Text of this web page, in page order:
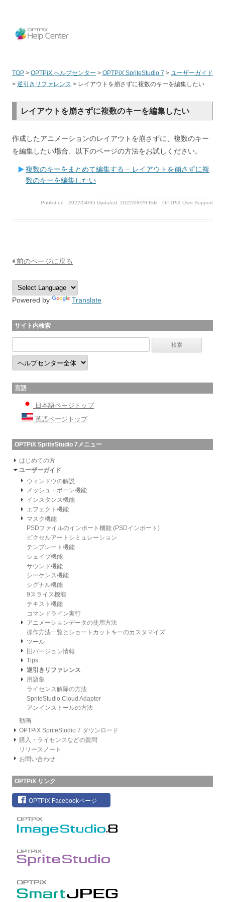
TOP > OPTPiX ヘルプセンター > OPTPiX SpriteStudio 7 > ユーザーガイド
> 逆引きリファレンス > レイアウトを崩さずに複数のキーを編集したい
レイアウトを崩さずに複数のキーを編集したい
作成したアニメーションのレイアウトを崩さずに、複数のキー
を編集したい場合、以下のページの方法をお試しください。
複数のキーをまとめて編集する – レイアウトを崩さずに複
数のキーを編集したい
Published : 2022/04/05 Updated: 2022/08/29 Edit : OPTPiX User Support
前のページに戻る
Powered by Translate
サイト内検索
言語
日本語ページトップ
英語ページトップ
OPTPiX SpriteStudio 7メニュー
はじめての方
ユーザーガイド
ウィンドウの解説
メッシュ・ボーン機能
インスタンス機能
エフェクト機能
マスク機能
PSDファイルのインポート機能 (PSDインポート)
ピクセルアートシミュレーション
テンプレート機能
シェイプ機能
サウンド機能
シーケンス機能
シグナル機能
9スライス機能
テキスト機能
コマンドライン実行
アニメーションデータの使用方法
操作方法一覧とショートカットキーのカスタマイズ
ツール
旧バージョン情報
Tips
逆引きリファレンス
用語集
ライセンス解除の方法
SpriteStudio Cloud Adapter
アンインストールの方法
動画
OPTPiX SpriteStudio 7 ダウンロード
購入・ライセンスなどの質問
リリースノート
お問い合わせ
OPTPiX リンク
OPTPiX Facebookページ